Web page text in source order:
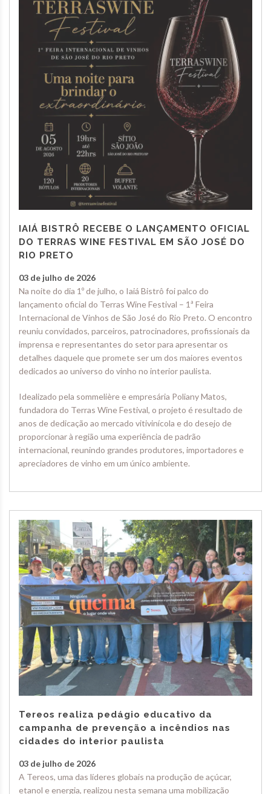
IAIÁ BISTRÔ RECEBE O LANÇAMENTO OFICIAL
DO TERRAS WINE FESTIVAL EM SÃO JOSÉ DO
RIO PRETO
03 de julho de 2026
Na noite do dia 1º de julho, o Iaiá Bistrô foi palco do
lançamento oficial do Terras Wine Festival – 1ª Feira
Internacional de Vinhos de São José do Rio Preto. O encontro
reuniu convidados, parceiros, patrocinadores, profissionais da
imprensa e representantes do setor para apresentar os
detalhes daquele que promete ser um dos maiores eventos
dedicados ao universo do vinho no interior paulista.
Idealizado pela sommelière e empresária Poliany Matos,
fundadora do Terras Wine Festival, o projeto é resultado de
anos de dedicação ao mercado vitivinícola e do desejo de
proporcionar à região uma experiência de padrão
internacional, reunindo grandes produtores, importadores e
apreciadores de vinho em um único ambiente.
Tereos realiza pedágio educativo da
campanha de prevenção a incêndios nas
cidades do interior paulista
03 de julho de 2026
A Tereos, uma das líderes globais na produção de açúcar,
etanol e energia, realizou nesta semana uma mobilização